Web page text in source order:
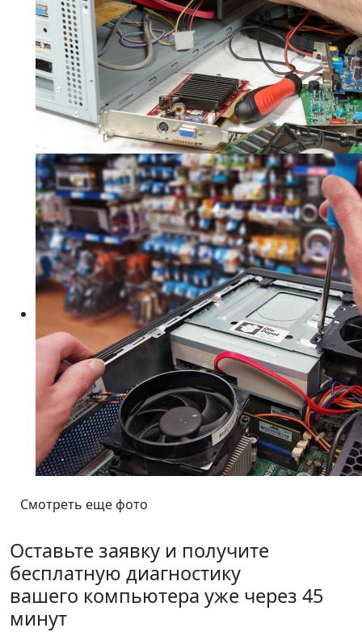
Смотреть еще фото
Оставьте заявку и получите
бесплатную диагностику
вашего компьютера уже через 45
минут